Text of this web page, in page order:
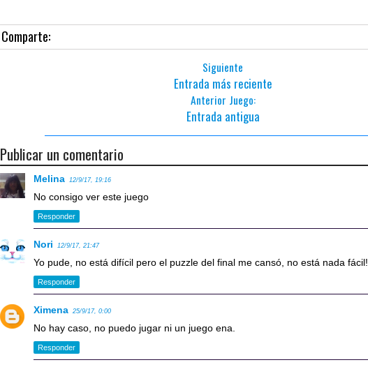
Comparte:
Siguiente
Entrada más reciente
Anterior Juego:
Entrada antigua
Publicar un comentario
Melina 12/9/17, 19:16
No consigo ver este juego
Responder
Nori 12/9/17, 21:47
Yo pude, no está difícil pero el puzzle del final me cansó, no está nada fácil!
Responder
Ximena 25/9/17, 0:00
No hay caso, no puedo jugar ni un juego ena.
Responder